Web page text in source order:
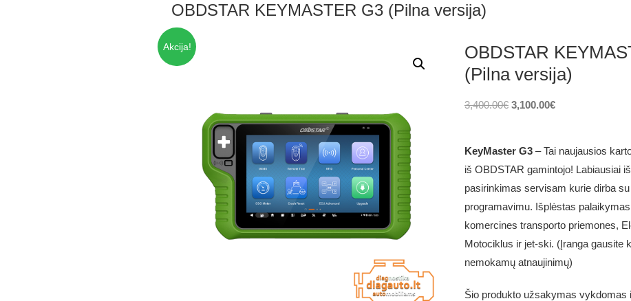
OBDSTAR KEYMASTER G3 (Pilna versija)
Akcija!
OBDSTAR
(Pilna versija)
3,400.00€ Original
3,100.00€Current
3,100.00€.
KeyMaster G3– Tai naujausios
iš OBDSTAR gamintojo! Labiausiai
pasirinkimas servisam kurie dirba
programavimu. Išplėstas
komercines transporto priemones,
Motociklus ir jet-ski. (Įranga gausite
nemokamų atnaujinimų)
Šio produkto užsakymas vykdomas